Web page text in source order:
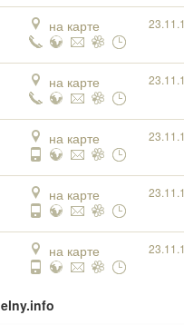
на карте
на карте
на карте
на карте
на карте